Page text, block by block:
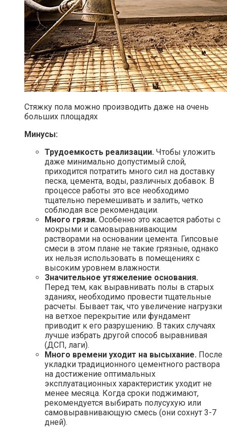
Стяжку пола можно производить даже на очень
больших площадях
Минусы:
Трудоемкость реализации. Чтобы уложить
даже минимально допустимый слой,
приходится потратить много сил на доставку
песка, цемента, воды, различных добавок. В
процессе работы это все необходимо
тщательно перемешивать и залить, четко
соблюдая все рекомендации.
Много грязи. Особенно это касается работы с
мокрыми и самовыравнивающим
растворами на основании цемента. Гипсовые
смеси в этом плане не такие грязные, однако
их нельзя использовать в помещениях с
высоким уровнем влажности.
Значительное утяжеление основания.
Перед тем, как выравнивать полы в старых
зданиях, необходимо провести тщательные
расчеты. Бывает так, что увеличение нагрузки
на ветхое перекрытие или фундамент
приводит к его разрушению. В таких случаях
лучше избрать другой способ выравнивая
(ДСП, лаги).
Много времени уходит на высыхание. После
укладки традиционного цементного раствора
на достижение оптимальных
эксплуатационных характеристик уходит не
менее месяца. Когда сроки поджимают,
рекомендуется выбирать полусухую или
самовыравнивающую смесь (они сохнут 3-7
дней).